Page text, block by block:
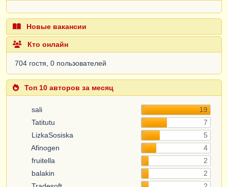
Новые вакансии
Кто онлайн
704 гостя, 0 пользователей
Топ 10 авторов за месяц
sali
19
Tatitutu
7
LizkaSosiska
5
Afinogen
4
fruitella
2
balakin
2